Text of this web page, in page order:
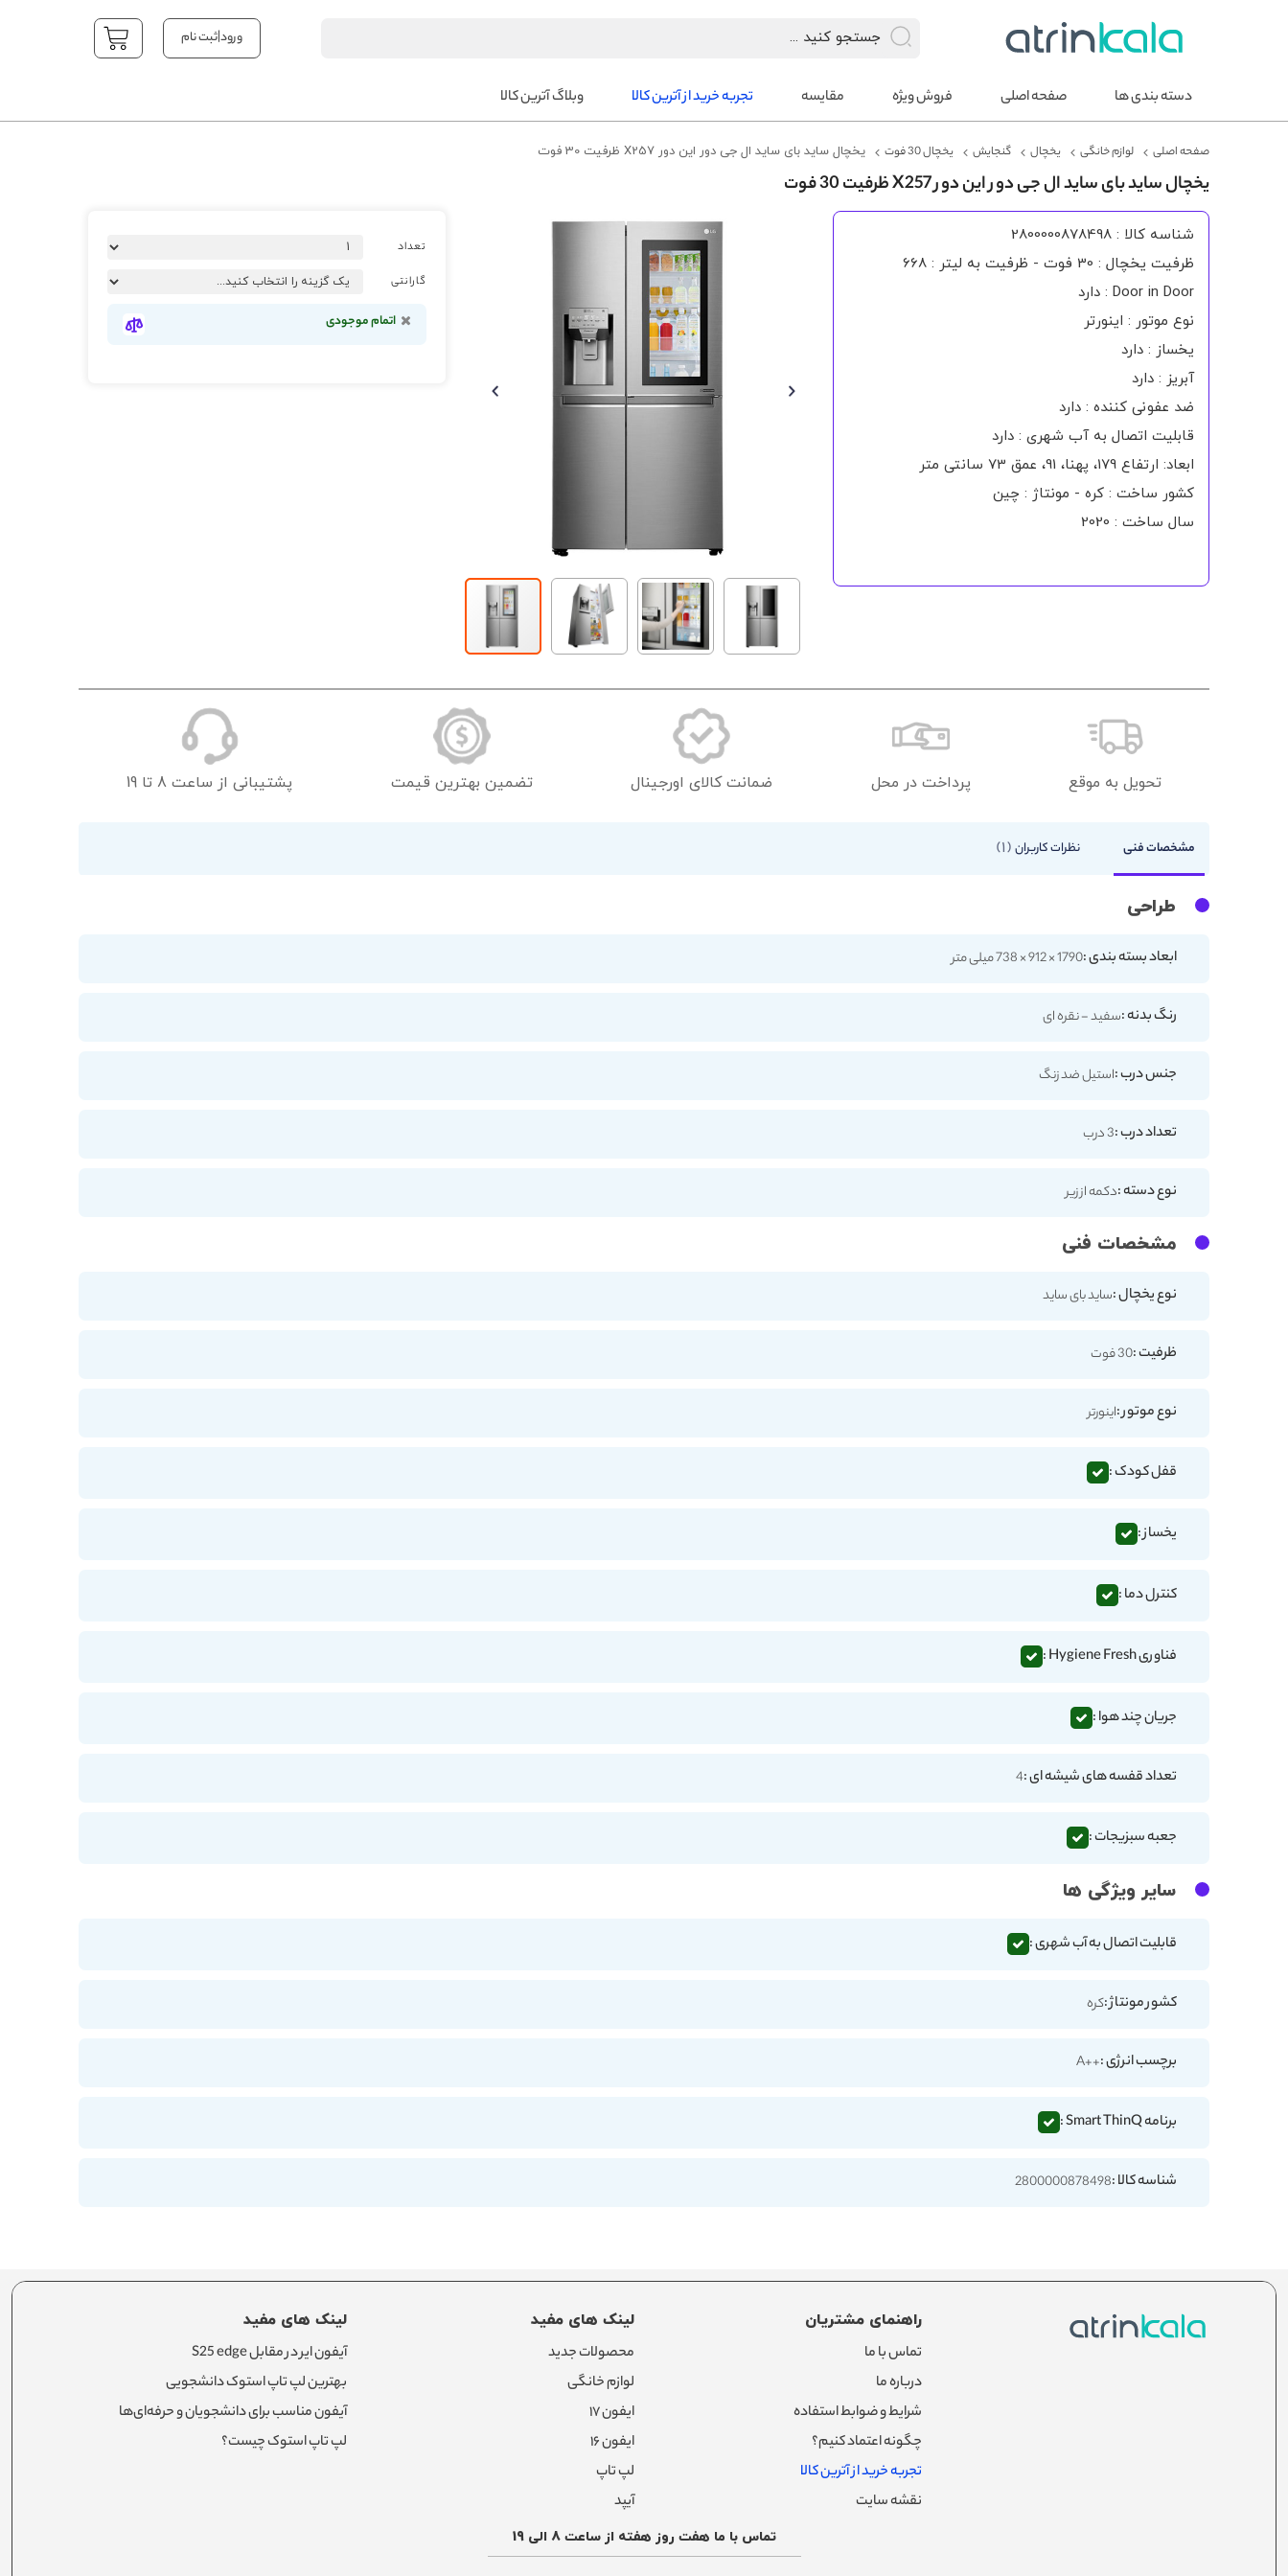
ورود|ثبت نام
YOUR CART
دسته بندی ها
صفحه اصلی فروش ویژه مقایسه تجربه خرید از آترین کالا وبلاگ آترین کالا
صفحه اصلی لوازم خانگی یخچال گنجایش یخچال 30 فوت یخچال ساید بای ساید ال جی دور این دور X257 ظرفیت 30 فوت
یخچال ساید بای ساید ال جی دور این دور X257 ظرفیت 30 فوت
شناسه کالا : 2800000878498
ظرفیت یخچال : 30 فوت - ظرفیت به لیتر : 668
Door in Door : دارد
نوع موتور : اینورتر
یخساز : دارد
آبریز : دارد
ضد عفونی کننده : دارد
قابلیت اتصال به آب شهری : دارد
ابعاد: ارتفاع 179، پهنا، 91، عمق 73 سانتی متر
کشور ساخت : کره - مونتاژ : چین
سال ساخت : 2020
به
تعداد
گارانتی
اتمام موجودی
تحویل به موقع پرداخت در محل ضمانت کالای اورجینال تضمین بهترین قیمت پشتیبانی از ساعت 8 تا 19
مشخصات فنی نظرات کاربران 1
طراحی
ابعاد بسته بندی :1790 × 912 × 738 میلی متر
رنگ بدنه :سفید - نقره ای
جنس درب :استیل ضد زنگ
تعداد درب :3 درب
نوع دسته :دکمه از زیر
مشخصات فنی
نوع یخچال :ساید بای ساید
ظرفیت :30 فوت
نوع موتور :اینورتر
قفل کودک :
یخساز :
کنترل دما :
فناوری Hygiene Fresh :
جریان چند هوا :
تعداد قفسه های شیشه ای :4
جعبه سبزیجات :
سایر ویژگی ها
قابلیت اتصال به آب شهری :
کشور مونتاژ :کره
برچسب انرژی :++A
برنامه Smart ThinQ :
شناسه کالا :2800000878498
راهنمای مشتریان
تماس با ما
درباره ما
شرایط و ضوابط استفاده
چگونه اعتماد کنیم؟
تجربه خرید از آترین کالا
نقشه سایت
لینک های مفید
محصولات جدید
لوازم خانگی
ایفون ۱۷
ایفون ۱۶
لپ تاپ
آیپد
لینک های مفید
آیفون ایر در مقابل S25 edge
بهترین لپ تاپ استوک دانشجویی
آیفون مناسب برای دانشجویان و حرفه‌ای‌ها
لپ تاپ استوک چیست؟
تماس با ما هفت روز هفته از ساعت 8 الی 19